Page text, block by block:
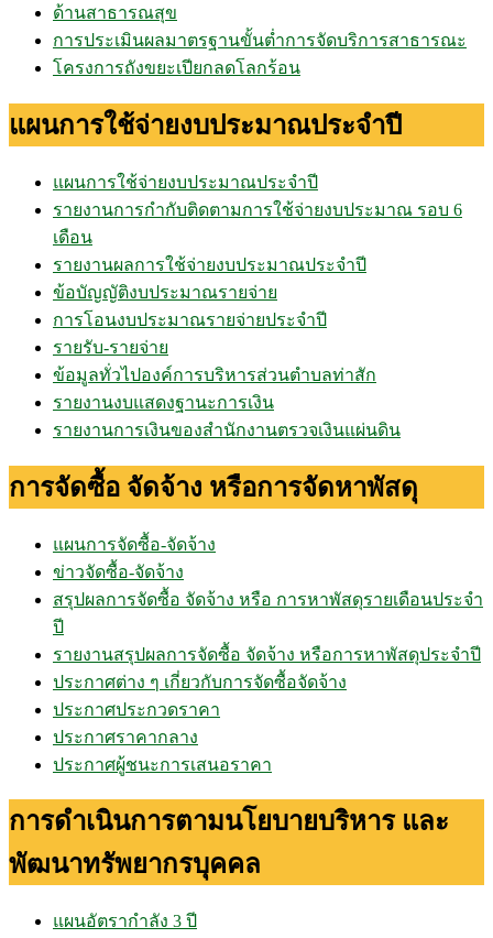
ด้านสาธารณสุข
การประเมินผลมาตรฐานขั้นต่ำการจัดบริการสาธารณะ
โครงการถังขยะเปียกลดโลกร้อน
แผนการใช้จ่ายงบประมาณประจำปี
แผนการใช้จ่ายงบประมาณประจำปี
รายงานการกำกับติดตามการใช้จ่ายงบประมาณ รอบ 6
เดือน
รายงานผลการใช้จ่ายงบประมาณประจำปี
ข้อบัญญัติงบประมาณรายจ่าย
การโอนงบประมาณรายจ่ายประจำปี
รายรับ-รายจ่าย
ข้อมูลทั่วไปองค์การบริหารส่วนตำบลท่าสัก
รายงานงบแสดงฐานะการเงิน
รายงานการเงินของสำนักงานตรวจเงินแผ่นดิน
การจัดซื้อ จัดจ้าง หรือการจัดหาพัสดุ
แผนการจัดซื้อ-จัดจ้าง
ข่าวจัดซื้อ-จัดจ้าง
สรุปผลการจัดซื้อ จัดจ้าง หรือ การหาพัสดุรายเดือนประจำ
ปี
รายงานสรุปผลการจัดซื้อ จัดจ้าง หรือการหาพัสดุประจำปี
ประกาศต่าง ๆ เกี่ยวกับการจัดซื้อจัดจ้าง
ประกาศประกวดราคา
ประกาศราคากลาง
ประกาศผู้ชนะการเสนอราคา
การดำเนินการตามนโยบายบริหาร และ
พัฒนาทรัพยากรบุคคล
แผนอัตรากำลัง 3 ปี